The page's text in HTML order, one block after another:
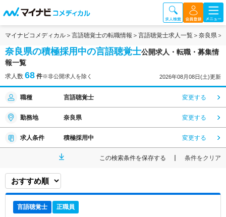
マイナビコメディカル 言語聴覚士の転職情報 言語聴覚士求人一覧 奈良県
奈良県の積極採用中の言語聴覚士公開求人・転職・募集情
報一覧
求人数 68 件※非公開求人を除く 2026年08月08日(土)更新
職種 言語聴覚士 変更する
勤務地 奈良県 変更する
求人条件 積極採用中 変更する
この検索条件を保存する 条件をクリア
言語聴覚士 正職員